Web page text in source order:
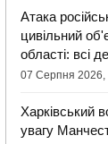
Атака
цивільний
області: всі
07 Серпня 2026,
Харківський
увагу